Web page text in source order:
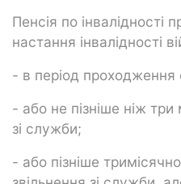
Пенсія по інвалідності
настання інвалідності
- в період
- або не пізніше ніж три
зі служби;
- або пізніше